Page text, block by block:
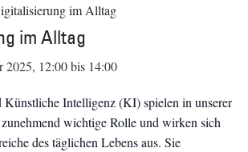
im Alltag
im Alltag
2025, 12:00bis 14:00
Intelligenz (KI) spielen in unserer
wichtige Rolle und wirken sich
des täglichen Lebens aus. Sie